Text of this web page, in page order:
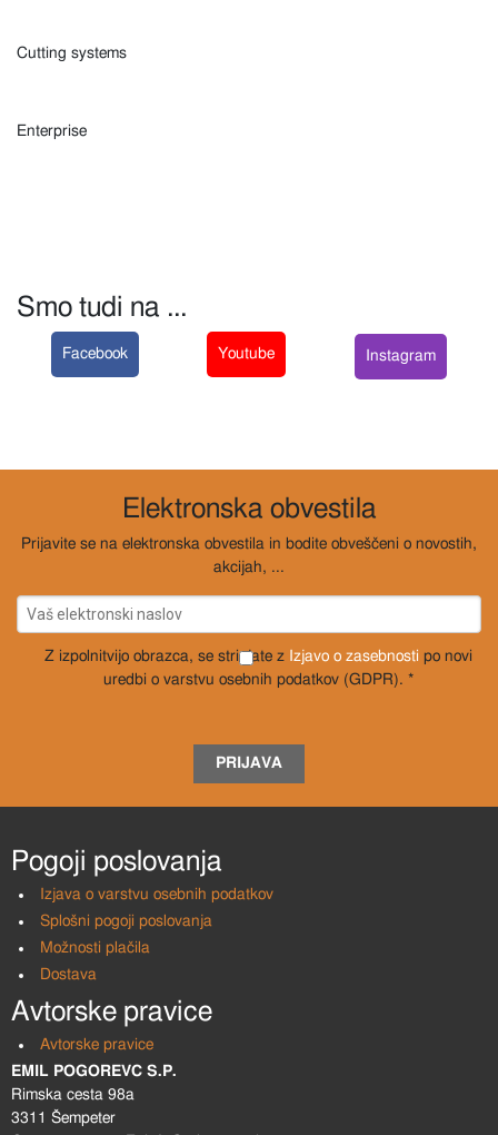
Smo tudi na ...
Facebook Youtube Instagram
Cutting systems
Enterprise
Elektronska obvestila
Prijavite se na elektronska obvestila in bodite obveščeni o novostih,
akcijah, ...
Z izpolnitvijo obrazca, se strinjate z Izjavo o zasebnosti po novi
uredbi o varstvu osebnih podatkov (GDPR). *
PRIJAVA
Pogoji poslovanja
Izjava o varstvu osebnih podatkov
Splošni pogoji poslovanja
Možnosti plačila
Dostava
Avtorske pravice
Avtorske pravice
EMIL POGOREVC S.P.
Rimska cesta 98a
3311 Šempeter